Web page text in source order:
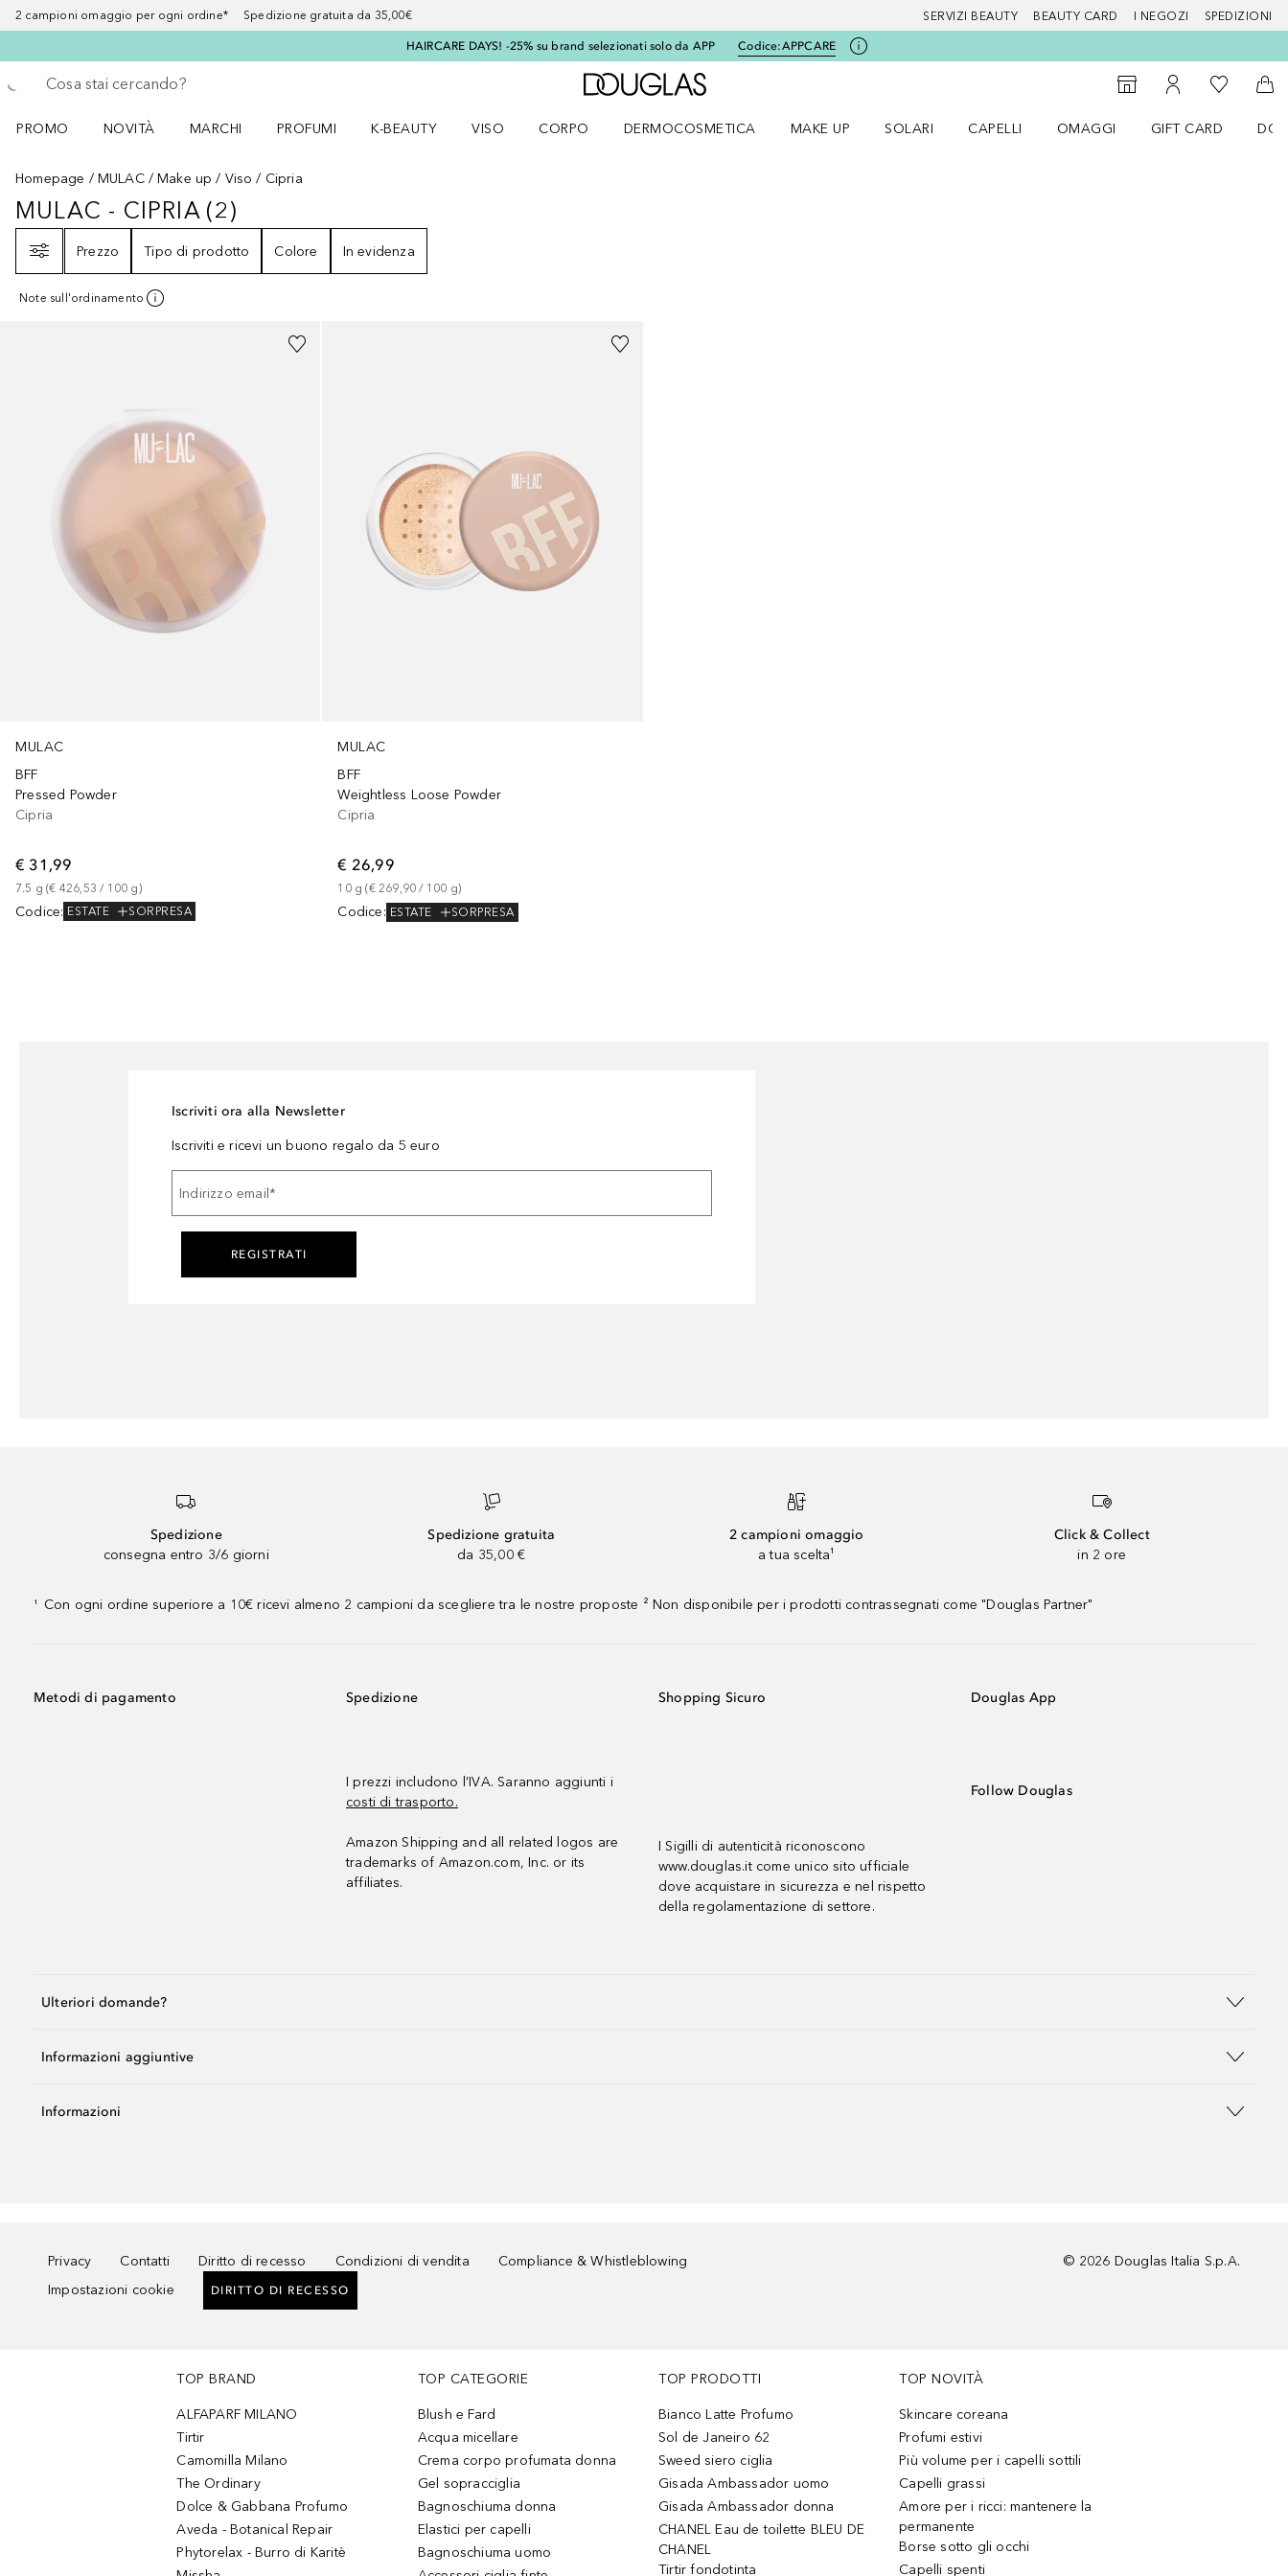
2 campioni omaggio per ogni ordine* Spedizione gratuita da 35,00€ SERVIZI BEAUTY BEAUTY CARD I NEGOZI SPEDIZIONI
HAIRCARE DAYS! -25% su brand selezionati solo da APP Codice:APPCARE
Torna indietro
Esegui ricerca
A Douglas Home
StorefinderAl Mio Account
Alla Mia
Al
PROMO
NOVITÀ
MARCHI
PROFUMI
K-BEAUTY
VISO
CORPO
DERMOCOSMETICA
MAKE UP
SOLARI
CAPELLI
OMAGGI
GIFT CARD
Homepage MULAC Make up Viso Cipria
MULAC - CIPRIA2
MULAC - CIPRIA (2)
Prezzo
Tipo di prodotto Colore In evidenza
Note sull'ordinamento
MULAC
BFF
Pressed Powder
Cipria
€ 31,99
7.5 g (€ 426,53 / 100 g)
Codice: ESTATE SORPRESA
MULAC
BFF
Weightless Loose Powder
Cipria
€ 26,99
10 g (€ 269,90 / 100 g)
Codice: ESTATE SORPRESA
Iscriviti ora alla Newsletter
Iscriviti e ricevi un buono regalo da 5 euro
Indirizzo email *
REGISTRATI
Spedizione
consegna entro 3/6 giorni
Spedizione gratuita
da 35,00 €
2 campioni omaggio
a tua scelta¹
Click & Collect
in 2 ore
¹ Con ogni ordine superiore a 10€ ricevi almeno 2 campioni da scegliere tra le nostre proposte ² Non disponibile per i prodotti contrassegnati come "Douglas Partner"
Metodi di pagamento Spedizione
I prezzi includono l’IVA. Saranno aggiunti i
costi di trasporto.
Amazon Shipping and all related logos are
trademarks of Amazon.com, Inc. or its
affiliates.
Shopping Sicuro
I Sigilli di autenticità riconoscono
www.douglas.it come unico sito ufficiale
dove acquistare in sicurezza e nel rispetto
della regolamentazione di settore.
Douglas App
Follow Douglas
Ulteriori domande?
Informazioni aggiuntive
Informazioni
Privacy Contatti Diritto di recesso Condizioni di vendita
Compliance & Whistleblowing
Impostazioni cookie
DIRITTO DI RECESSO
© 2026 Douglas Italia S.p.A.
TOP BRAND
ALFAPARF MILANO
Tirtir
Camomilla Milano
The Ordinary
Dolce & Gabbana Profumo
Aveda - Botanical Repair
Phytorelax - Burro di Karitè
TOP CATEGORIE
Blush e Fard
Acqua micellare
Crema corpo profumata donna
Gel sopracciglia
Bagnoschiuma donna
Elastici per capelli
Bagnoschiuma uomo
TOP PRODOTTI
Bianco Latte Profumo
Sol de Janeiro 62
Sweed siero ciglia
Gisada Ambassador uomo
Gisada Ambassador donna
CHANEL Eau de toilette BLEU DE
CHANEL
Tirtir fondotinta
TOP NOVITÀ
Skincare coreana
Profumi estivi
Più volume per i capelli sottili
Capelli grassi
Amore per i ricci: mantenere la
permanente
Borse sotto gli occhi
Capelli spenti